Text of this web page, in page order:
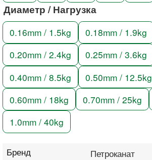
Диаметр / Нагрузка
0.16mm / 1.5kg
0.18mm / 1.9kg
0.20mm / 2.4kg
0.25mm / 3.6kg
0.40mm / 8.5kg
0.50mm / 12.5kg
0.60mm / 18kg
0.70mm / 25kg
1.0mm / 40kg
Бренд Петроканат